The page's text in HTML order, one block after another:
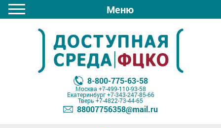
Меню
8-800-775-63-58
Москва +7-499-110-93-58
Екатеринбург+7-343-247-85-66
Тверь +7-4822-73-44-65
88007756358@mail.ru